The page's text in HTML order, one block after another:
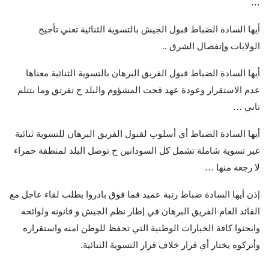
…
أيها السادة الضباط قبول الجيش بالتسوية الثنائية تعني تأجيج
الولايات وإنفصال الشرق ..
أيها السادة الضباط قبول الفريق البرهان بالتسوية الثنائية معناها
عدم الاستقرار وعودة عهد قحت المشؤوم والبلد ح تفرتق وما بتتلم
تاني …
أيها السادة الضباط أي أسلوب لقبول الفريق البرهان للتسوية ثنائية
غير تسوية شاملة تشمل كل السودانين ح توصل البلد لمنطقة حمراء
لا رجعة منها …
إذن أيها السادة ضباط رتبة عميد فما فوق بادروا بطلب لقاء عاجل مع
القائد العام الفريق البرهان في إطار نظم الجيش و قانونه ولوائحه
وابحثوا كافة الخيارات الوطنية التي تحفظ للوطن امنه واستقراره
وأتركوه يختار أي قرار خلاف قرار التسوية الثنائية.